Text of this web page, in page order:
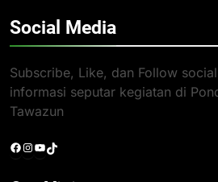
Social Media
Subscribe, Like, dan Follow
informasi seputar kegiatan di
Tawazun
Facebook
Instagram
YouTube
TikTok